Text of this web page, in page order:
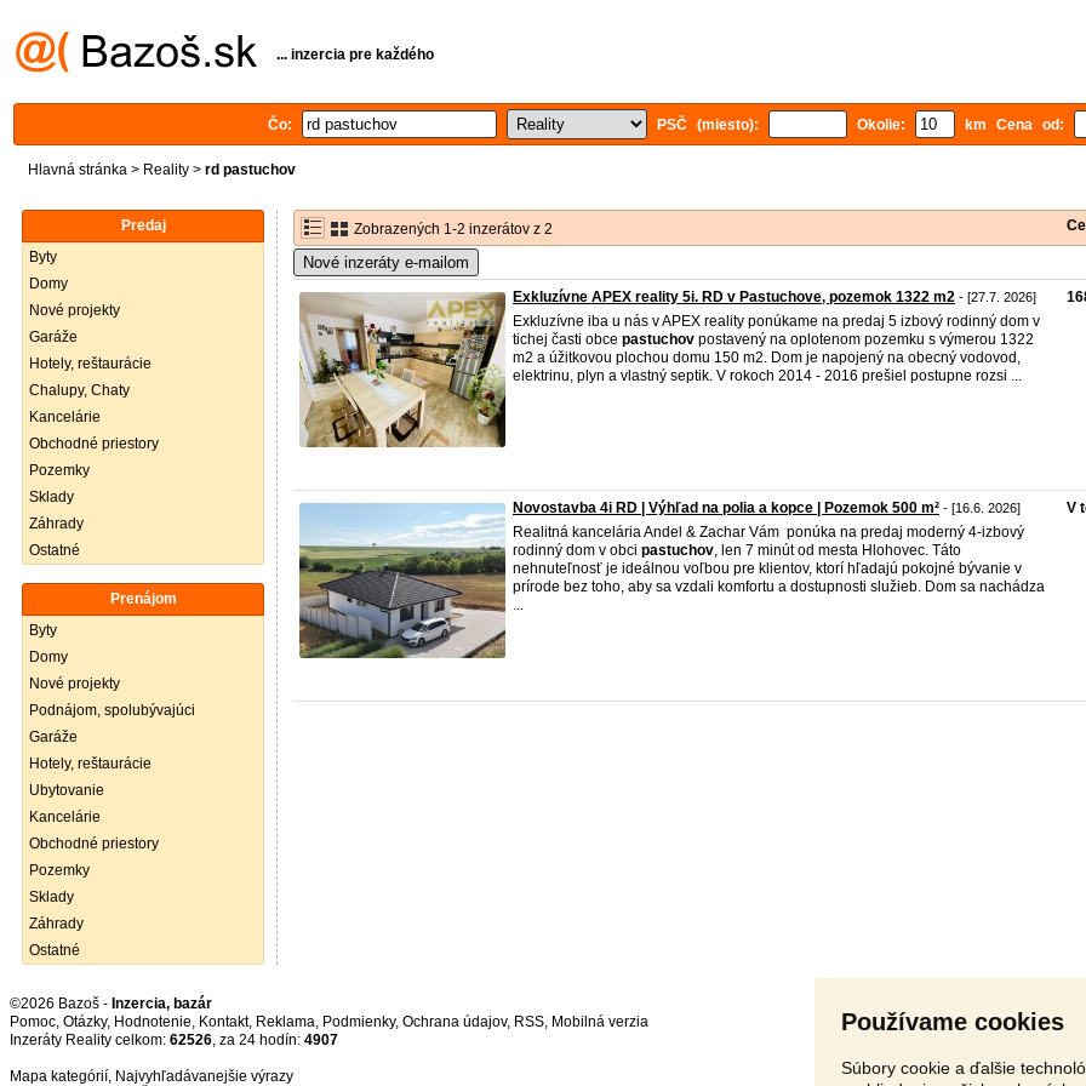
Používame cookies
Súbory cookie a ďalšie
... inzercia pre každého
Čo: PSČ (miesto): Okolie: km Cena od:
Hlavná stránka > Reality > rd pastuchov
Predaj
Byty
Domy
Nové projekty
Garáže
Hotely, reštaurácie
Chalupy, Chaty
Kancelárie
Obchodné priestory
Pozemky
Sklady
Záhrady
Ostatné
Prenájom
Byty
Domy
Nové projekty
Podnájom, spolubývajúci
Garáže
Hotely, reštaurácie
Ubytovanie
Kancelárie
Obchodné priestory
Pozemky
Sklady
Záhrady
Ostatné
Zobrazených 1-2 inzerátov z 2
Nové inzeráty e-mailom
Exkluzívne APEX reality 5i. RD v Pastuchove, pozemok 1322 m2 - [27.7. 2026]
Exkluzívne iba u nás v APEX reality ponúkame na predaj 5 izbový rodinný dom v
tichej časti obce pastuchov postavený na oplotenom pozemku s výmerou 1322
m2 a úžitkovou plochou domu 150 m2. Dom je napojený na obecný vodovod,
elektrinu, plyn a vlastný septik. V rokoch 2014 - 2016 prešiel postupne rozsi ...
Novostavba 4i RD | Výhľad na polia a kopce | Pozemok 500 m² - [16.6. 2026]
Realitná kancelária Andel & Zachar Vám ponúka na predaj moderný 4-izbový
rodinný dom v obci pastuchov, len 7 minút od mesta Hlohovec. Táto
nehnuteľnosť je ideálnou voľbou pre klientov, ktorí hľadajú pokojné bývanie v
prírode bez toho, aby sa vzdali komfortu a dostupnosti služieb. Dom sa nachádza
...
V
©2026 Bazoš - Inzercia, bazár
Pomoc, Otázky, Hodnotenie, Kontakt, Reklama, Podmienky, Ochrana údajov, RSS,
Inzeráty Reality celkom: 62526, za 24 hodín: 4907
Mapa kategórií, Najvyhľadávanejšie výrazy